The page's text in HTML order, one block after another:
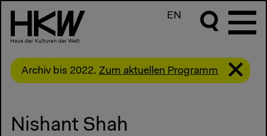
EN
Archiv bis 2022. Zum aktuellen Programm
Nishant Shah